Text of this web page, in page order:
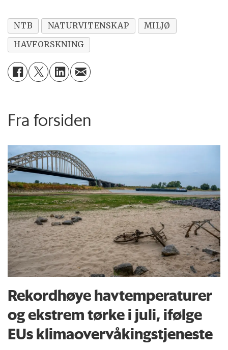
NTB NATURVITENSKAP
MILJØ
HAVFORSKNING
Fra forsiden
Rekordhøye havtemperaturer
og ekstrem tørke i juli, ifølge
EUs klima­overvåkings­tjeneste